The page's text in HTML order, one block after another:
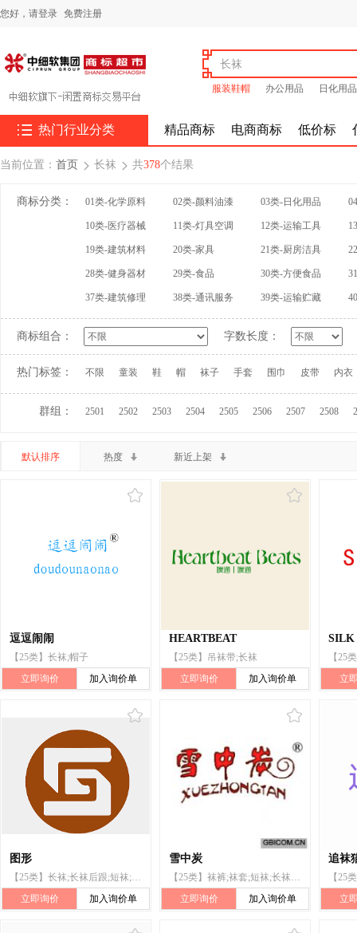
您好， 请登录 免费注册
服装鞋帽 办公用品 日化用品
 热门行业分类 精品商标 电商商标 低价标
当前位置： 首页  长袜  共378个结果
商标分类： 01类-化学原料 02类-颜料油漆 03类-日化用品
10类-医疗器械 11类-灯具空调 12类-运输工具
19类-建筑材料 20类-家具 21类-厨房洁具
28类-健身器材 29类-食品 30类-方便食品
37类-建筑修理 38类-通讯服务 39类-运输贮藏
商标组合： 字数长度：
热门标签： 不限 童装 鞋 帽 袜子 手套 围巾 皮带 内衣
群组： 2501 2502 2503 2504 2505 2506 2507 2508
默认排序 热度 新近上架
逗逗闹闹
【25类】长袜;帽子
立即询价
加入询价单
HEARTBEAT
【25类】吊袜带;长袜
立即询价
加入询价单
SILK
立
图形
【25类】长袜;长袜后跟;短袜;吊袜带;袜裤;吸汗长袜;袜;吸汗袜;袜带;袜套
立即询价
加入询价单
雪中炭
【25类】袜裤;袜套;短袜;长袜;吸汗长袜;袜;吊袜带;长袜后跟;绑腿;非电暖脚套
立即询价
加入询价单
追袜
立